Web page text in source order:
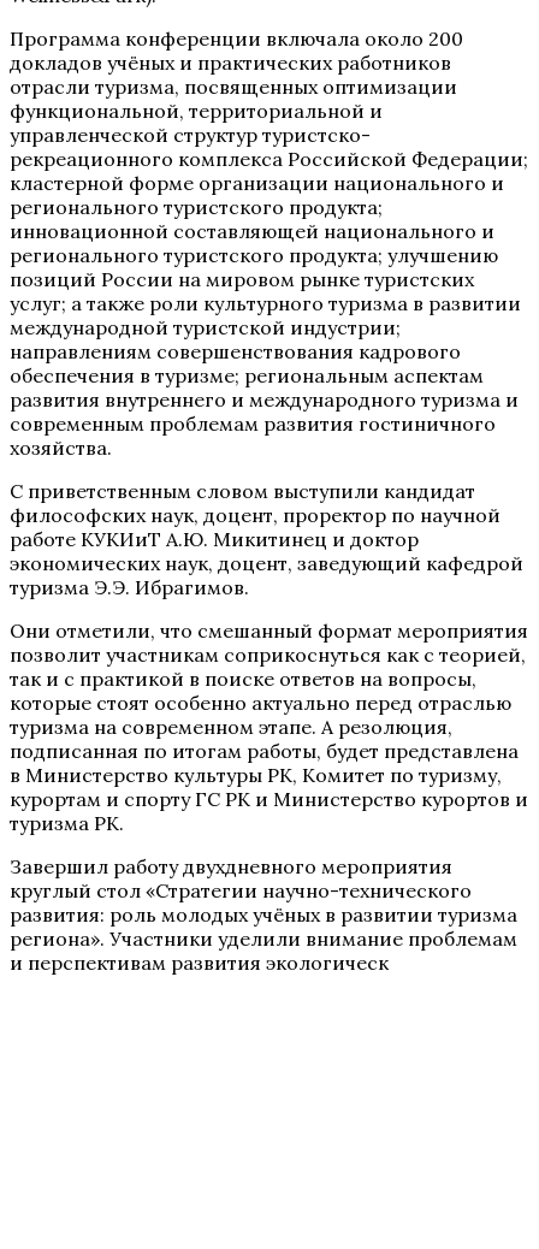
Программа конференции включала около 200
докладов учёных и практических работников
отрасли туризма, посвященных оптимизации
функциональной, территориальной и
управленческой структур туристско-
рекреационного комплекса Российской Федерации;
кластерной форме организации национального и
регионального туристского продукта;
инновационной составляющей национального и
регионального туристского продукта; улучшению
позиций России на мировом рынке туристских
услуг; а также роли культурного туризма в развитии
международной туристской индустрии;
направлениям совершенствования кадрового
обеспечения в туризме; региональным аспектам
развития внутреннего и международного туризма и
современным проблемам развития гостиничного
хозяйства.
С приветственным словом выступили кандидат
философских наук, доцент, проректор по научной
работе КУКИиТ А.Ю. Микитинец и доктор
экономических наук, доцент, заведующий кафедрой
туризма Э.Э. Ибрагимов.
Они отметили, что смешанный формат мероприятия
позволит участникам соприкоснуться как с теорией,
так и с практикой в поиске ответов на вопросы,
которые стоят особенно актуально перед отраслью
туризма на современном этапе. А резолюция,
подписанная по итогам работы, будет представлена
в Министерство культуры РК, Комитет по туризму,
курортам и спорту ГС РК и Министерство курортов и
туризма РК.
Завершил работу двухдневного мероприятия
круглый стол «Стратегии научно-технического
развития: роль молодых учёных в развитии туризма
региона». Участники уделили внимание проблемам
и перспективам развития экологическ